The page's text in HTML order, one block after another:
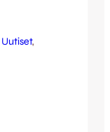
Uutiset